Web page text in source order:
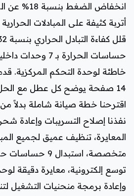
انخفاض
أتربة كثيفة على المبادلات
حساسات الحرارة بـ
خاطئة لوحدة التحكم المركزية.
14 صفحة يوضح كل عطل مع الحل
اقترحنا خطة صيانة شاملة بدلاً من
نفذنا إصلاح التسريبات وإعادة
المعايرة، تنظيف عميق لجميع
توسع إلكترونية، معايرة دقيقة
وإعادة برمجة منحنيات التشغيل